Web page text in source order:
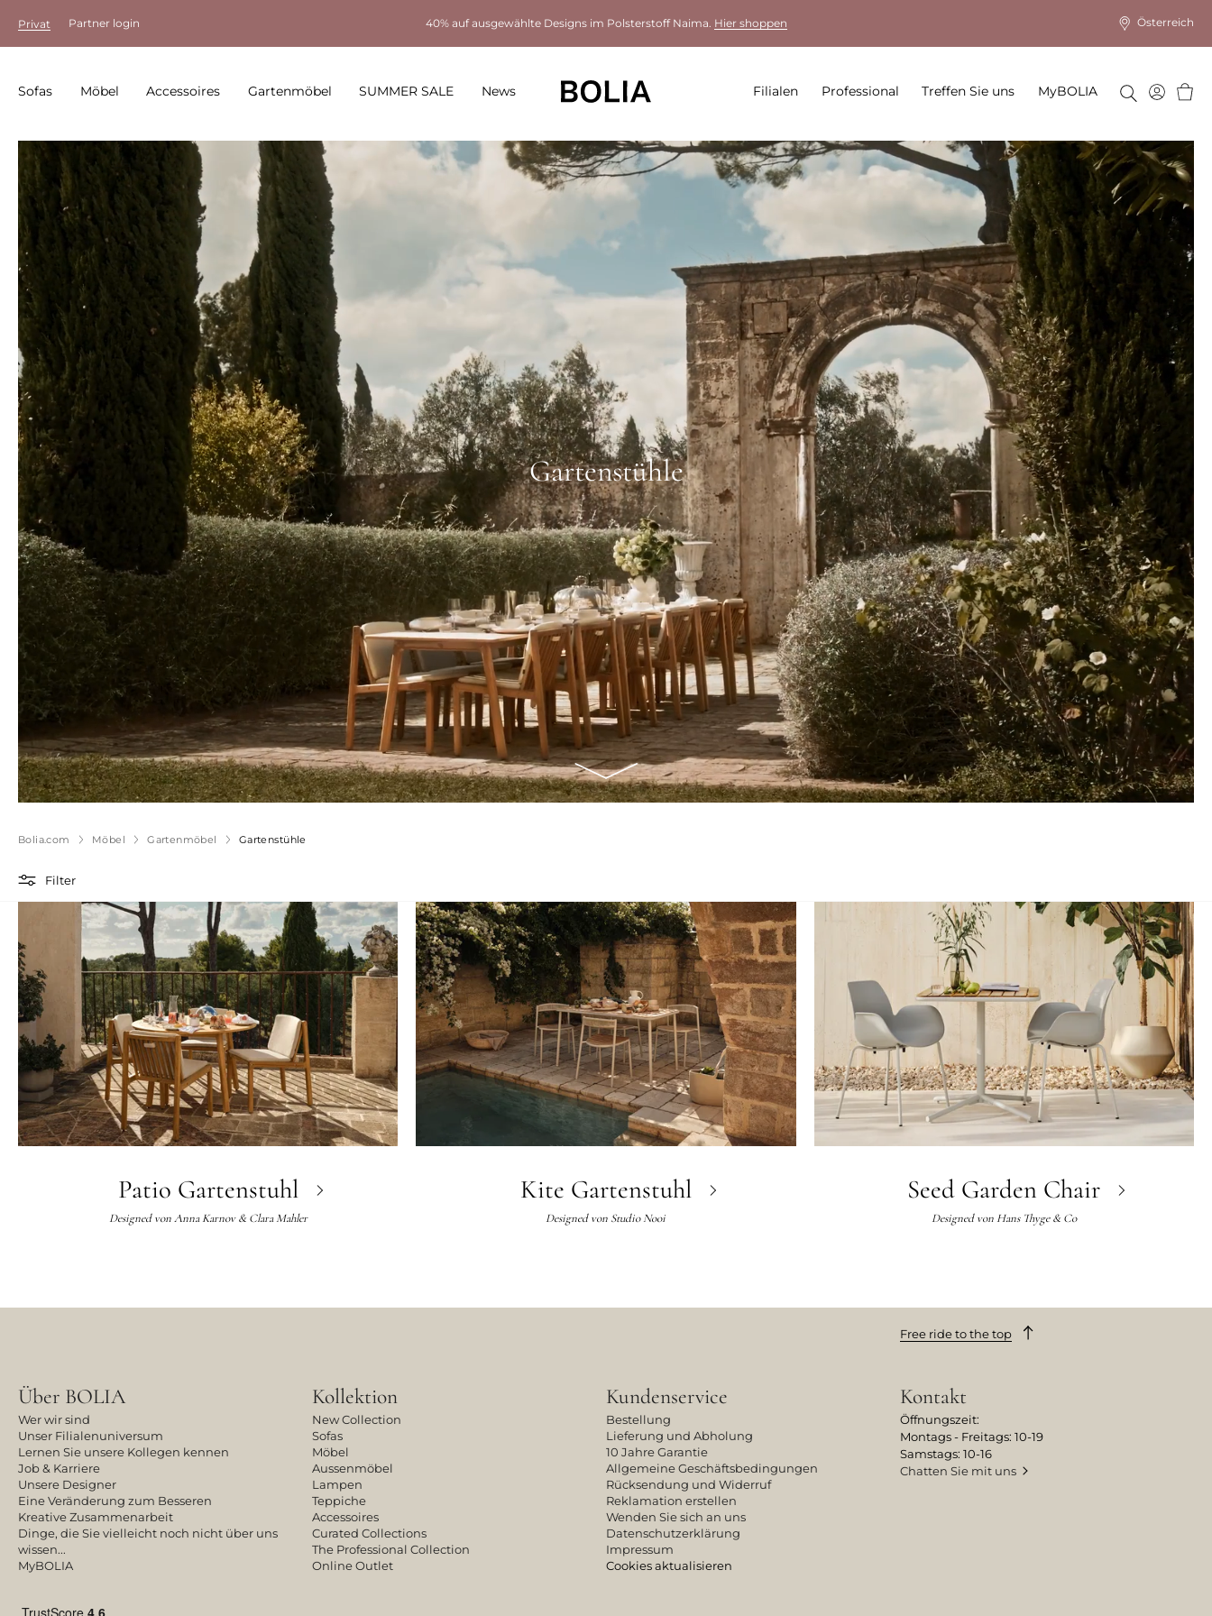
Privat Partner login 40% auf ausgewählte Designs im Polsterstoff Naima. Hier shoppen Österreich
Sofas Möbel Accessoires Gartenmöbel SUMMER SALE News Filialen Professional Treffen Sie uns MyBOLIA
Gartenstühle
Bolia.com Möbel Gartenmöbel Gartenstühle
Filter
Patio Gartenstuhl
Designed von Anna Karnov & Clara Mahler
Kite Gartenstuhl
Designed von Studio Nooi
Seed Garden Chair
Designed von Hans Thyge & Co
Free ride to the top
Über BOLIA
Wer wir sind
Unser Filialenuniversum
Lernen Sie unsere Kollegen kennen
Job & Karriere
Unsere Designer
Eine Veränderung zum Besseren
Kreative Zusammenarbeit
Dinge, die Sie vielleicht noch nicht über uns
wissen...
MyBOLIA
Kollektion
New Collection
Sofas
Möbel
Aussenmöbel
Lampen
Teppiche
Accessoires
Curated Collections
The Professional Collection
Online Outlet
Kundenservice
Bestellung
Lieferung und Abholung
10 Jahre Garantie
Allgemeine Geschäftsbedingungen
Rücksendung und Widerruf
Reklamation erstellen
Wenden Sie sich an uns
Datenschutzerklärung
Impressum
Cookies aktualisieren
Kontakt
Öffnungszeit:
Montags - Freitags: 10-19
Samstags: 10-16
Chatten Sie mit uns